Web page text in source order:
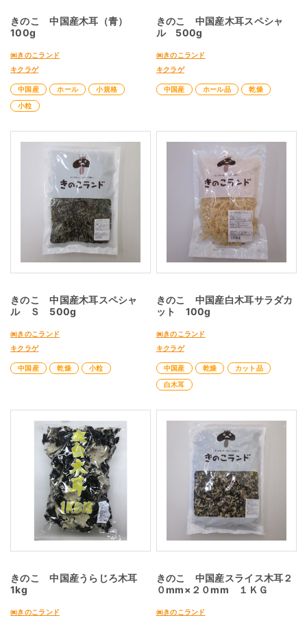
きのこ 中国産木耳（青）
100g
㈱きのこランド
キクラゲ
中国産 ホール
小規格
小粒
きのこ 中国産木耳スペシャ
ル 500g
㈱きのこランド
キクラゲ
中国産 ホール品 乾燥
きのこ 中国産木耳スペシャ
ル Ｓ 500g
㈱きのこランド
キクラゲ
中国産 乾燥 小粒
きのこ 中国産白木耳サラダカ
ット 100g
㈱きのこランド
キクラゲ
中国産 乾燥
カット品
白木耳
きのこ 中国産うらじろ木耳
1kg
㈱きのこランド
きのこ 中国産スライス木耳２
０mm×２０mm １ＫＧ
㈱きのこランド